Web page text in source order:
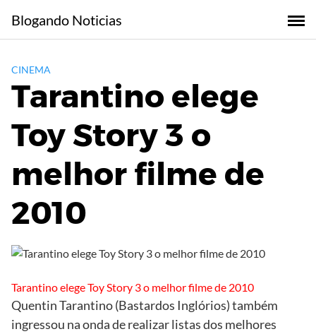
content
Blogando Noticias
CINEMA
Tarantino elege
Toy Story 3 o
melhor filme de
2010
Tarantino elege Toy Story 3 o melhor filme de 2010
Quentin Tarantino (Bastardos Inglórios) também
ingressou na onda de realizar listas dos melhores